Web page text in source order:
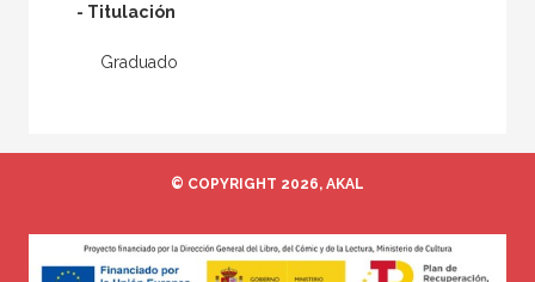
- Titulación
Graduado
© COPYRIGHT 2026, AKAL